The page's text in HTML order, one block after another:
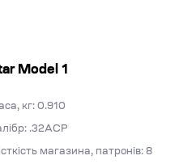
Model 1
кг: 0.910
.32ACP
магазина, патронів: 8